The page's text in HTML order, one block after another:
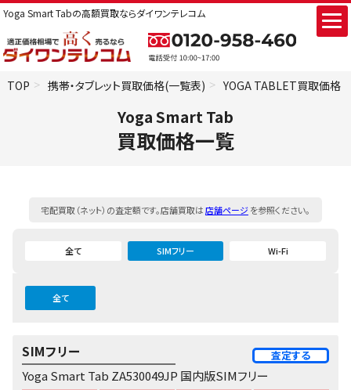
Yoga Smart Tabの高額買取ならダイワンテレコム
TOP 携帯・タブレット買取価格(一覧表) YOGA TABLET買取価格
Yoga Smart Tab
買取価格一覧
宅配買取（ネット）の査定額です。店舗買取は店舗ページを参照ください。
全て SIMフリー Wi-Fi
全て
Yoga Smart Tab ZA530049JP 国内版SIMフリー
SIMフリー 査定する